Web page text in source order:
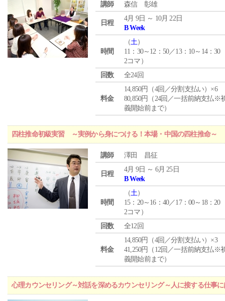
講師 森信 彰雄
日程
4月 9日 ～ 10月 22日
B Week
時間
（土）
11：30～12：50／13：10～14：30
2コマ）
回数
全24回
料金
14,850円（4回／分割支払い）×6
80,850円（24回／一括前納支払※
義開始前まで）
四柱推命初級実習 ～実例から身につける！本場・中国の四柱推命～
講師 澤田 昌征
日程
4月 9日 ～ 6月 25日
B Week
時間
（土）
15：20～16：40／17：00～18：20
2コマ）
回数
全12回
料金
14,850円（4回／分割支払い）×3
41,250円（12回／一括前納支払※
義開始前まで）
心理カウンセリング～対話を深めるカウンセリング～人に接する仕事